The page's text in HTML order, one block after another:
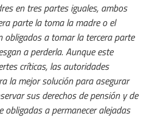
en tres partes iguales, ambos
parte la toma la madre o el
obligados a tomar la tercera parte
a perderla. Aunque este
críticas, las autoridades
la mejor solución para asegurar
sus derechos de pensión y de
obligadas a permanecer alejadas